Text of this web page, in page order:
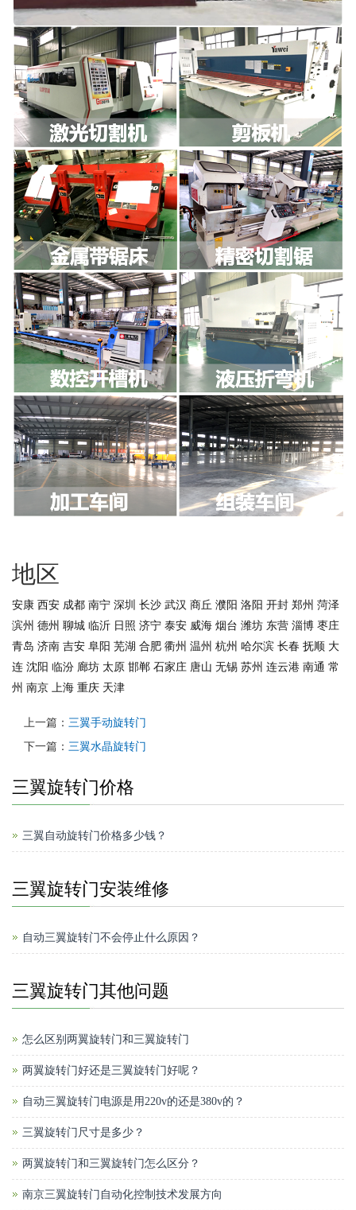
地区
安康 西安 成都 南宁 深圳 长沙 武汉 商丘 濮阳 洛阳 开封 郑州 菏泽
滨州 德州 聊城 临沂 日照 济宁 泰安 威海 烟台 潍坊 东营 淄博 枣庄
青岛 济南 吉安 阜阳 芜湖 合肥 衢州 温州 杭州 哈尔滨 长春 抚顺 大
连 沈阳 临汾 廊坊 太原 邯郸 石家庄 唐山 无锡 苏州 连云港 南通 常
州 南京 上海 重庆 天津
上一篇： 三翼手动旋转门
下一篇： 三翼水晶旋转门
三翼旋转门价格
三翼自动旋转门价格多少钱？
三翼旋转门安装维修
自动三翼旋转门不会停止什么原因？
三翼旋转门其他问题
怎么区别两翼旋转门和三翼旋转门
两翼旋转门好还是三翼旋转门好呢？
自动三翼旋转门电源是用220v的还是380v的？
三翼旋转门尺寸是多少？
两翼旋转门和三翼旋转门怎么区分？
南京三翼旋转门自动化控制技术发展方向